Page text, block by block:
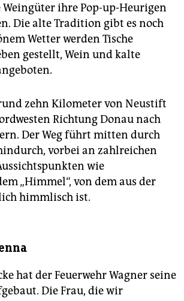
Weingüter ihre Pop-up-Heurigen
Die alte Tradition gibt es noch
Wetter werden Tische
gestellt, Wein und kalte
zehn Kilometer von Neustift
Richtung Donau nach
Der Weg führt mitten durch
vorbei an zahlreichen
wie
„Himmel“, von dem aus der
himmlisch ist.
hat der Feuerwehr Wagner seine
Die Frau, die wir